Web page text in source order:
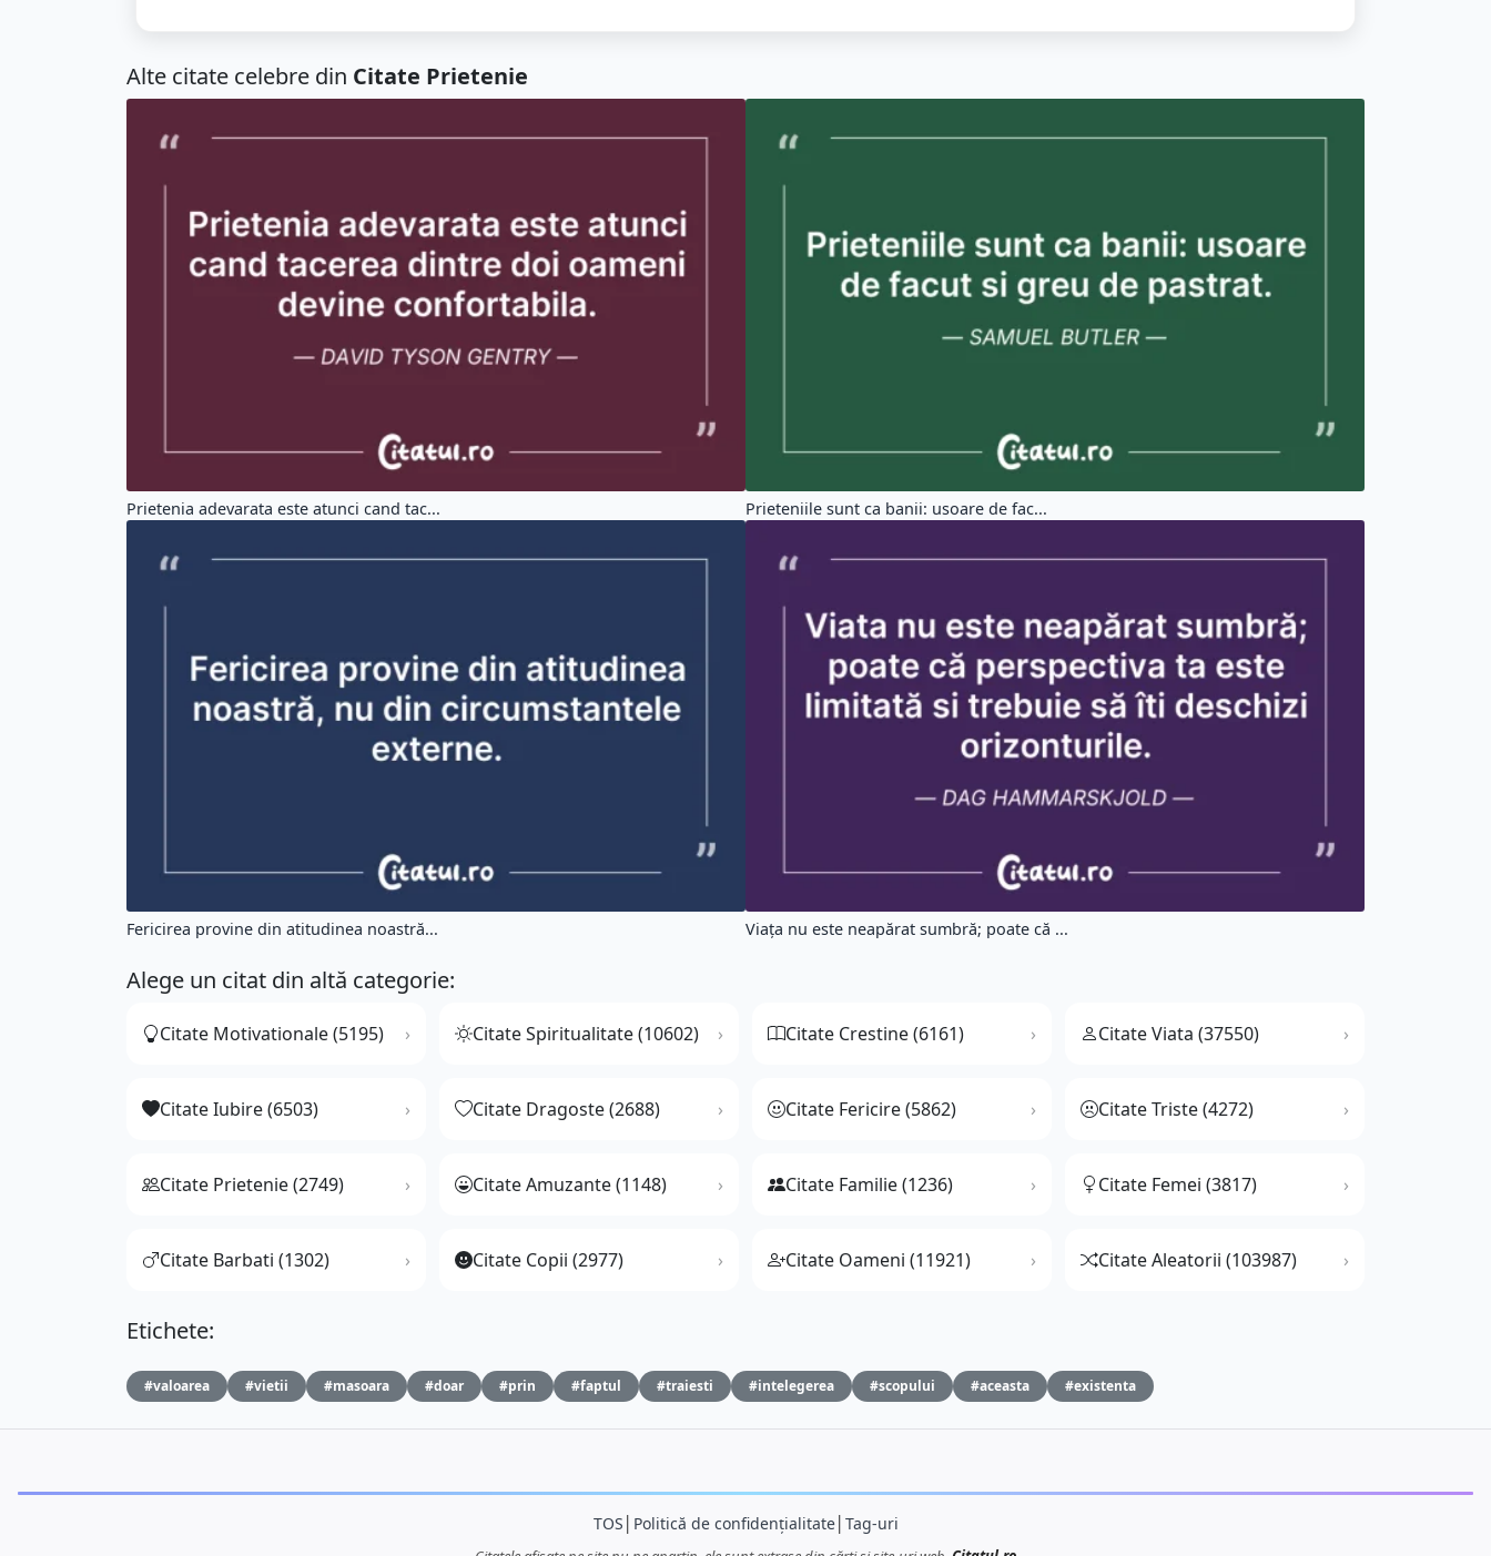
Alte citate celebre din Citate Prietenie
Prietenia adevarata este atunci cand tac... Prieteniile sunt ca banii: usoare de fac...
Fericirea provine din atitudinea noastră... Viața nu este neapărat sumbră; poate că ...
Alege un citat din altă categorie:
Citate Motivationale (5195) Citate Spiritualitate (10602) Citate Crestine (6161) Citate Viata (37550)
Citate Iubire (6503) Citate Dragoste (2688) Citate Fericire (5862) Citate Triste (4272)
Citate Prietenie (2749) Citate Amuzante (1148) Citate Familie (1236) Citate Femei (3817)
Citate Barbati (1302) Citate Copii (2977) Citate Oameni (11921) Citate Aleatorii (103987)
Etichete:
#valoarea #vietii #masoara #doar #prin #faptul #traiesti #intelegerea #scopului #aceasta #existenta
TOS Politică de confidențialitate│ Tag-uri